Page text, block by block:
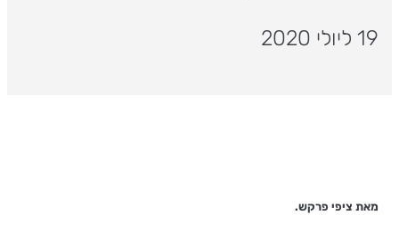
19 ליולי 2020
מאת ציפי פרקש.